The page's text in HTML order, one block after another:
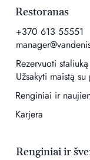
Renginiai ir
Restoranas
+370 613 55551
Rezervuoti staliuką
Užsakyti maistą
Renginiai ir
Karjera